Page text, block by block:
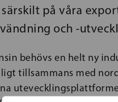
på våra
och -
behövs en helt ny
tillsammans med